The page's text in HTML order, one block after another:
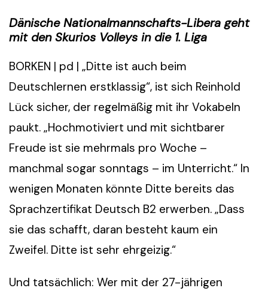
Dänische Nationalmannschafts-Libera geht
mit den Skurios Volleys in die 1. Liga
BORKEN | pd | „Ditte ist auch beim
Deutschlernen erstklassig“, ist sich Reinhold
Lück sicher, der regelmäßig mit ihr Vokabeln
paukt. „Hochmotiviert und mit sichtbarer
Freude ist sie mehrmals pro Woche –
manchmal sogar sonntags – im Unterricht.“ In
wenigen Monaten könnte Ditte bereits das
Sprachzertifikat Deutsch B2 erwerben. „Dass
sie das schafft, daran besteht kaum ein
Zweifel. Ditte ist sehr ehrgeizig.“
Und tatsächlich: Wer mit der 27-jährigen